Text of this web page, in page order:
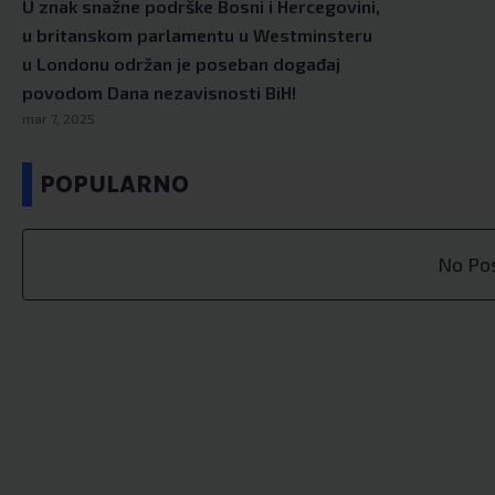
U znak snažne podrške Bosni i Hercegovini,
u britanskom parlamentu u Westminsteru
u Londonu održan je poseban događaj
povodom Dana nezavisnosti BiH!
mar 7, 2025
POPULARNO
No